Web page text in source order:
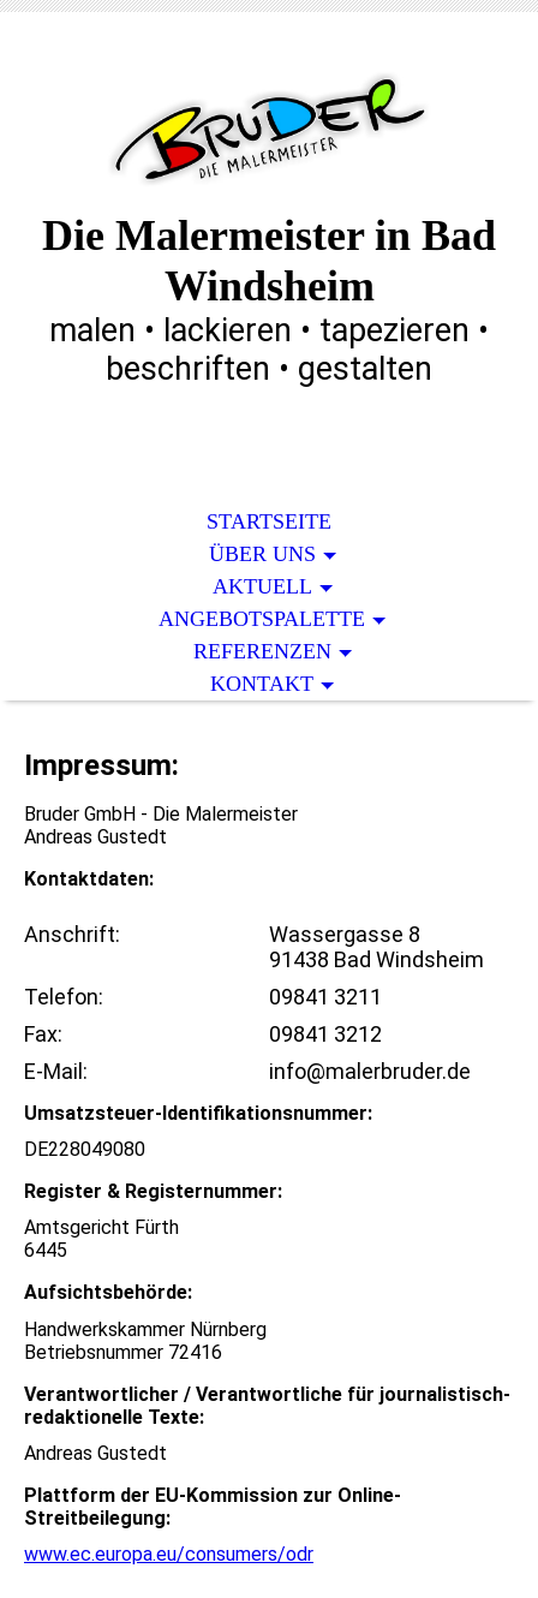
Die Malermeister in Bad
Windsheim
malen • lackieren • tapezieren •
beschriften • gestalten
STARTSEITE
ÜBER UNS
AKTUELL
ANGEBOTSPALETTE
REFERENZEN
KONTAKT
Impressum:
Bruder GmbH - Die Malermeister
Andreas Gustedt
Kontaktdaten:
Anschrift:
Wassergasse 8
91438 Bad Windsheim
Telefon:
09841 3211
Fax:
09841 3212
E-Mail:
info@malerbruder.de
Umsatzsteuer-Identifikationsnummer:
DE228049080
Register & Registernummer:
Amtsgericht Fürth
6445
Aufsichtsbehörde:
Handwerkskammer Nürnberg
Betriebsnummer 72416
Verantwortlicher / Verantwortliche für journalistisch-
redaktionelle Texte:
Andreas Gustedt
Plattform der EU-Kommission zur Online-
Streitbeilegung:
www.ec.europa.eu/consumers/odr